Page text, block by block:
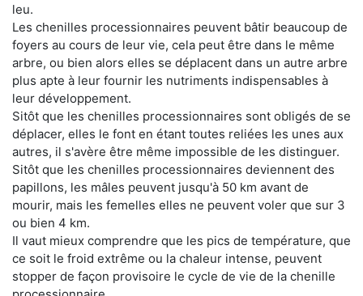
leu.
Les chenilles processionnaires peuvent bâtir beaucoup de
foyers au cours de leur vie, cela peut être dans le même
arbre, ou bien alors elles se déplacent dans un autre arbre
plus apte à leur fournir les nutriments indispensables à
leur développement.
Sitôt que les chenilles processionnaires sont obligés de se
déplacer, elles le font en étant toutes reliées les unes aux
autres, il s'avère être même impossible de les distinguer.
Sitôt que les chenilles processionnaires deviennent des
papillons, les mâles peuvent jusqu'à 50 km avant de
mourir, mais les femelles elles ne peuvent voler que sur 3
ou bien 4 km.
Il vaut mieux comprendre que les pics de température, que
ce soit le froid extrême ou la chaleur intense, peuvent
stopper de façon provisoire le cycle de vie de la chenille